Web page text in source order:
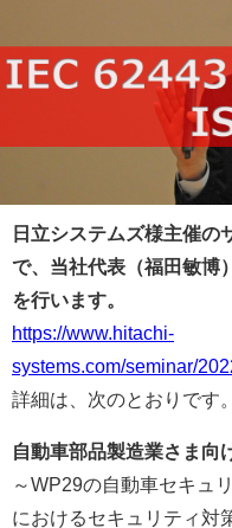
日立システムズ様主催の
で、当社代表（福田敏博
を行います。
https://www.hitachi-
systems.com/seminar/
詳細は、次のとおりです。
自動車部品製造業さま向
～WP29の自動車セキュ
におけるセキュリティ対